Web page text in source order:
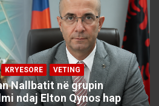
KRYESORE VETING
Nallbatit në grupin
ndaj Elton Qynos hap